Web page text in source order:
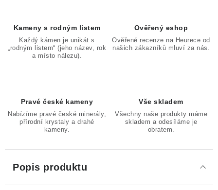
Kameny s rodným listem
Každý kámen je unikát s
„rodným listem“ (jeho název, rok
a místo nálezu).
Ověřený eshop
Ověřené recenze na Heurece od
našich zákazníků mluví za nás.
Pravé české kameny
Nabízíme pravé české minerály,
přírodní krystaly a drahé
kameny.
Vše skladem
Všechny naše produkty máme
skladem a odesíláme je
obratem.
Popis produktu